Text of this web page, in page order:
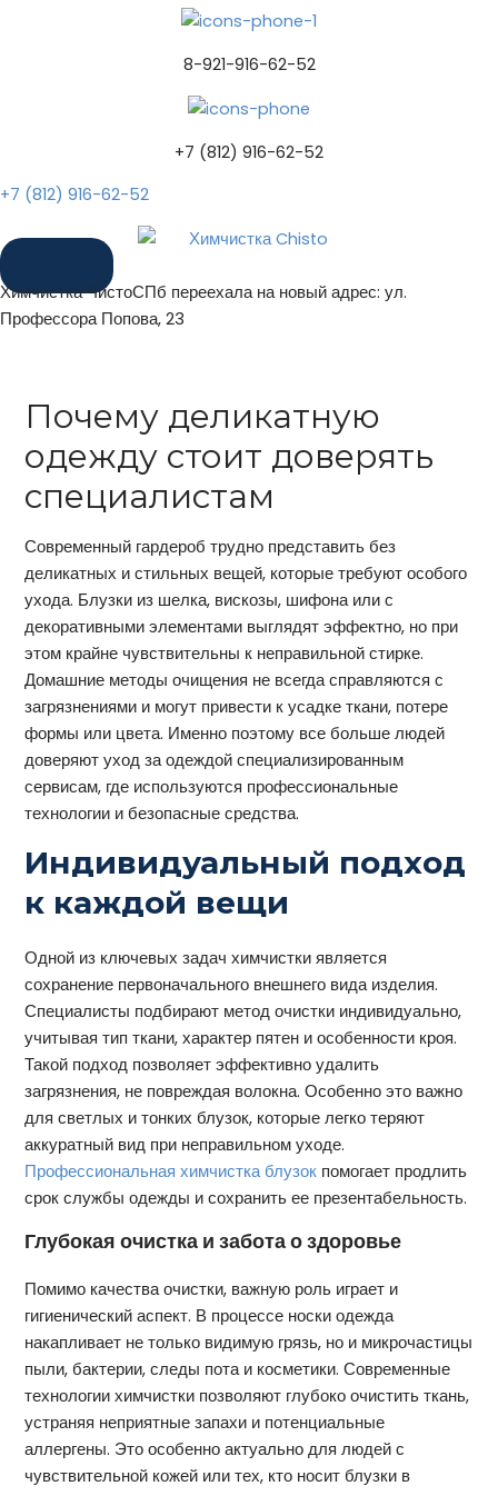
8-921-916-62-52
+7 (812) 916-62-52
+7 (812) 916-62-52
Химчистка ЧистоСПб переехала на новый адрес: ул.
Профессора Попова, 23
Почему деликатную
одежду стоит доверять
специалистам
Современный гардероб трудно представить без
деликатных и стильных вещей, которые требуют особого
ухода. Блузки из шелка, вискозы, шифона или с
декоративными элементами выглядят эффектно, но при
этом крайне чувствительны к неправильной стирке.
Домашние методы очищения не всегда справляются с
загрязнениями и могут привести к усадке ткани, потере
формы или цвета. Именно поэтому все больше людей
доверяют уход за одеждой специализированным
сервисам, где используются профессиональные
технологии и безопасные средства.
Индивидуальный подход
к каждой вещи
Одной из ключевых задач химчистки является
сохранение первоначального внешнего вида изделия.
Специалисты подбирают метод очистки индивидуально,
учитывая тип ткани, характер пятен и особенности кроя.
Такой подход позволяет эффективно удалить
загрязнения, не повреждая волокна. Особенно это важно
для светлых и тонких блузок, которые легко теряют
аккуратный вид при неправильном уходе.
Профессиональная химчистка блузок помогает продлить
срок службы одежды и сохранить ее презентабельность.
Глубокая очистка и забота о здоровье
Помимо качества очистки, важную роль играет и
гигиенический аспект. В процессе носки одежда
накапливает не только видимую грязь, но и микрочастицы
пыли, бактерии, следы пота и косметики. Современные
технологии химчистки позволяют глубоко очистить ткань,
устраняя неприятные запахи и потенциальные
аллергены. Это особенно актуально для людей с
чувствительной кожей или тех, кто носит блузки в